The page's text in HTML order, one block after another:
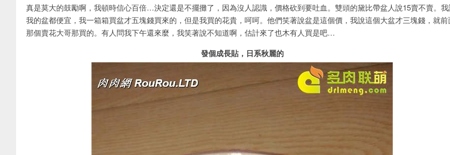
真是莫大的鼓勵啊，我頓時信心百倍…決定還是不擺攤了，因為沒人認識，價格砍到要吐血。雙頭的黛比帶盆人說15賣不賣。我
我的盆都便宜，我一箱箱買盆才五塊錢買來的，但是我買的花貴，呵呵。他們笑著說盆是這個價，我說這個大盆才三塊錢，就前
那個賣花大哥那買的。有人問我下午還來麼，我笑著說不知道啊，估計來了也木有人買是吧…
發個成長貼，日系秋麗的